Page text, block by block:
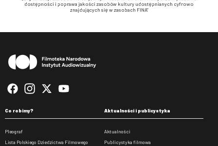
dostępności i poprawa jakości zasobów kultury udostępnianych cyfrowo
znajdujących się w zasobach FINA”
Co robimy?
Pleograf
Lista Polskiego Dziedzictwa Filmowego
Aktualności i publicystyka
Aktualności
Publicystyka filmowa